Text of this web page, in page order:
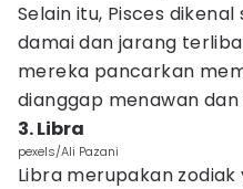
Selain itu, Pisces
damai dan jarang
mereka pancarkan
dianggap menawan dan
3. Libra
pexels/Ali Pazani
Libra merupakan